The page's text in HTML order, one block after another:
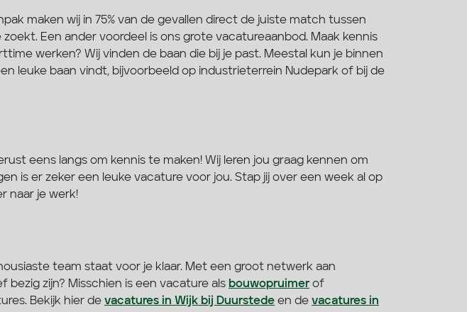
maken wij in 75% van de gevallen direct de juiste match tussen
Een ander voordeel is ons grote vacatureaanbod. Maak kennis
werken? Wij vinden de baan die bij je past. Meestal kun je binnen
leuke baan vindt, bijvoorbeeld op industrieterrein Nudepark of bij de
eens langs om kennis te maken! Wij leren jou graag kennen om
is er zeker een leuke vacature voor jou. Stap jij over een week al op
naar je werk!
team staat voor je klaar. Met een groot netwerk aan
zijn? Misschien is een vacature als bouwopruimer of
Bekijk hier de vacatures in Wijk bij Duurstede en de vacatures in